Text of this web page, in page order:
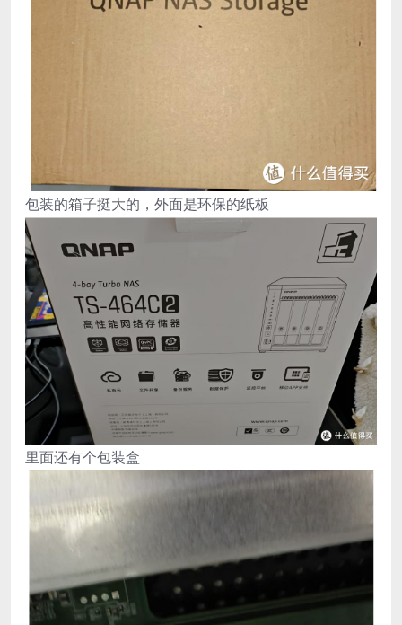
包装的箱子挺大的，外面是环保的纸板
里面还有个包装盒